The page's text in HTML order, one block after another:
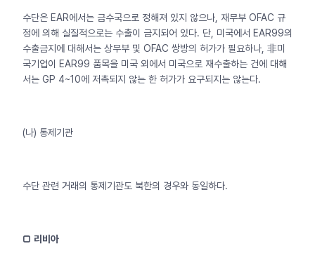
수단은 EAR에서는 금수국으로 정해져 있지 않으나, 재무부 OFAC 규
정에 의해 실질적으로는 수출이 금지되어 있다. 단, 미국에서 EAR99의
수출금지에 대해서는 상무부 및 OFAC 쌍방의 허가가 필요하나, 非미
국기업이 EAR99 품목을 미국 외에서 미국으로 재수출하는 건에 대해
서는 GP 4~10에 저촉되지 않는 한 허가가 요구되지는 않는다.
(나) 통제기관
수단 관련 거래의 통제기관도 북한의 경우와 동일하다.
□ 리비아